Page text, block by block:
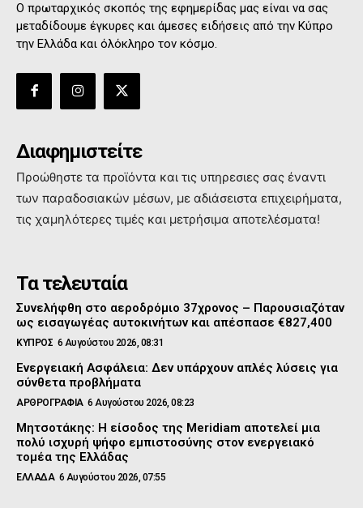
Ο πρωταρχικός σκοπός της εφημερίδας μας είναι να σας
μεταδίδουμε έγκυρες και άμεσες ειδήσεις από την Κύπρο
την Ελλάδα και όλόκληρο τον κόσμο.
Διαφημιστείτε
Προώθηστε τα προϊόντα και τις υπηρεσιες σας έναντι
των παραδοσιακών μέσων, με αδιάσειστα επιχειρήματα,
τις χαμηλότερες τιμές και μετρήσιμα αποτελέσματα!
Τα τελευταία
Συνελήφθη στο αεροδρόμιο 37χρονος – Παρουσιαζόταν
ως εισαγωγέας αυτοκινήτων και απέσπασε €827,400
ΚΥΠΡΟΣ 6 Αυγούστου 2026, 08:31
Ενεργειακή Ασφάλεια: Δεν υπάρχουν απλές λύσεις για
σύνθετα προβλήματα
ΑΡΘΡΟΓΡΑΦΙΑ 6 Αυγούστου 2026, 08:23
Μητσοτάκης: Η είσοδος της Meridiam αποτελεί μια
πολύ ισχυρή ψήφο εμπιστοσύνης στον ενεργειακό
τομέα της Ελλάδας
ΕΛΛΑΔΑ 6 Αυγούστου 2026, 07:55